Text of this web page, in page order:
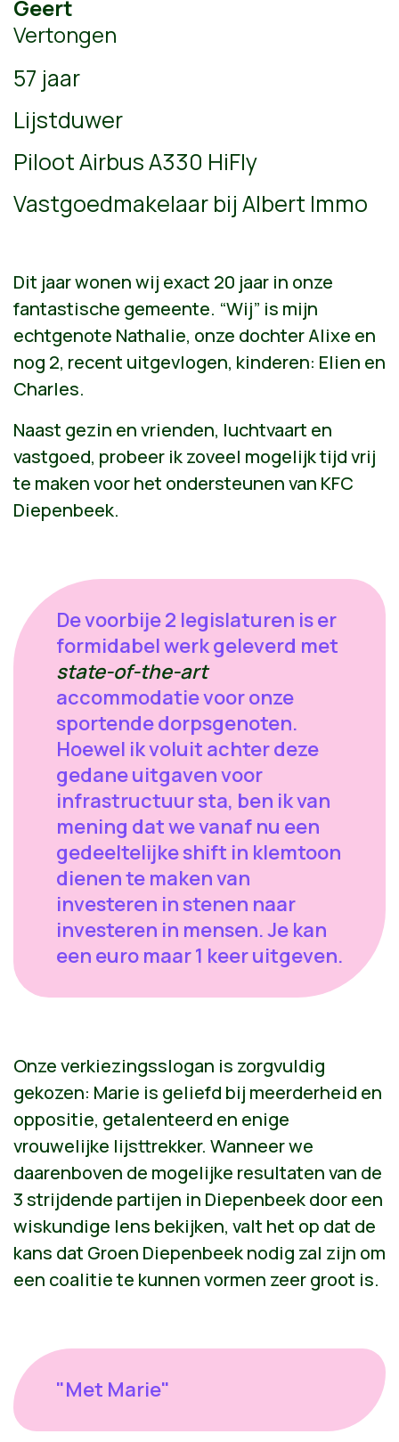
Geert
Vertongen
57 jaar
Lijstduwer
Piloot Airbus A330 HiFly
Vastgoedmakelaar bij Albert Immo
Dit jaar wonen wij exact 20 jaar in onze
fantastische gemeente. “Wij” is mijn
echtgenote Nathalie, onze dochter Alixe en
nog 2, recent uitgevlogen, kinderen: Elien en
Charles.
Naast gezin en vrienden, luchtvaart en
vastgoed, probeer ik zoveel mogelijk tijd vrij
te maken voor het ondersteunen van KFC
Diepenbeek.
De voorbije 2 legislaturen is er
formidabel werk geleverd met
state-of-the-art
accommodatie voor onze
sportende dorpsgenoten.
Hoewel ik voluit achter deze
gedane uitgaven voor
infrastructuur sta, ben ik van
mening dat we vanaf nu een
gedeeltelijke shift in klemtoon
dienen te maken van
investeren in stenen naar
investeren in mensen. Je kan
een euro maar 1 keer uitgeven.
Onze verkiezingsslogan is zorgvuldig
gekozen: Marie is geliefd bij meerderheid en
oppositie, getalenteerd en enige
vrouwelijke lijsttrekker. Wanneer we
daarenboven de mogelijke resultaten van de
3 strijdende partijen in Diepenbeek door een
wiskundige lens bekijken, valt het op dat de
kans dat Groen Diepenbeek nodig zal zijn om
een coalitie te kunnen vormen zeer groot is.
"Met Marie"